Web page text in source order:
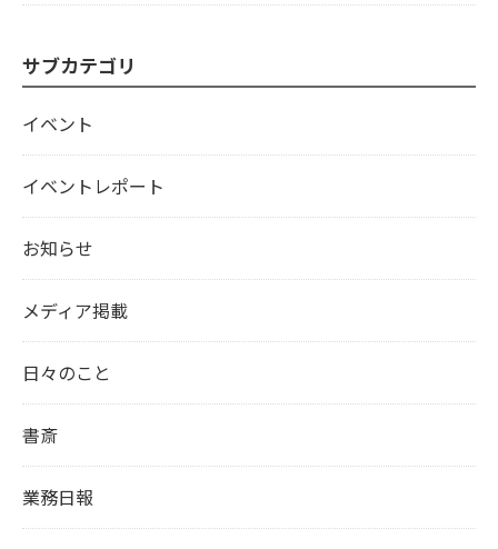
サブカテゴリ
イベント
イベントレポート
お知らせ
メディア掲載
日々のこと
書斎
業務日報